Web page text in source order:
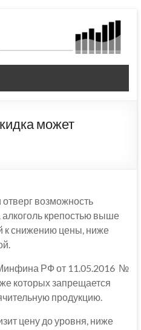
может
возможность
алкоголь крепостью выше
к снижению цены, ниже
РФ от 11.05.2016 №
которых запрещается
продукцию.
цену до уровня, ниже